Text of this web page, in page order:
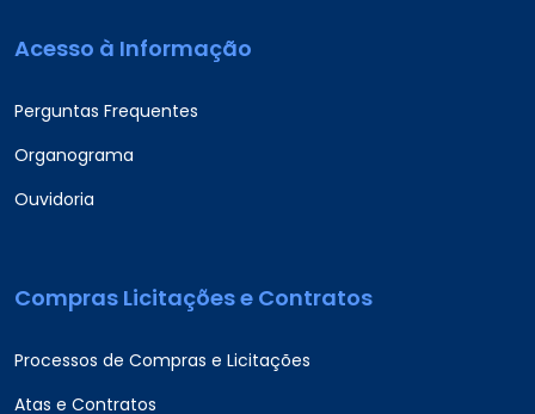
Acesso à Informação
Perguntas Frequentes
Organograma
Ouvidoria
Compras Licitações e Contratos
Processos de Compras e Licitações
Atas e Contratos